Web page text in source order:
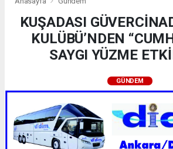
KUŞADASI
KULÜBÜ’NDEN
SAYGI YÜZME
GÜNDEM